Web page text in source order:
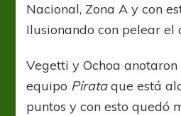
Nacional, Zona A y con
Ilusionando con pelear el
Vegetti y Ochoa anotaron
equipo Pirataque está
puntos y con esto quedó